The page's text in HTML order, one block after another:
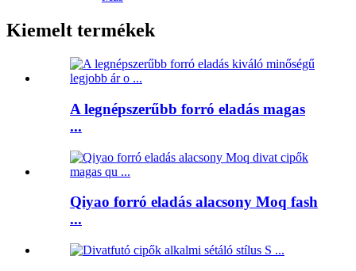
Kiemelt termékek
A legnépszerűbb forró eladás magas
...
Qiyao forró eladás alacsony Moq fash
...